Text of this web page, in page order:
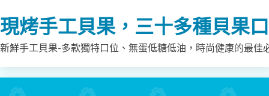
to
content
現烤手工貝果，三十多種貝果
新鮮手工貝果-多款獨特口位、無蛋低糖低油，時尚健康的最